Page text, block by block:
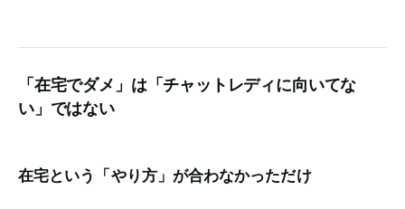
「在宅でダメ」は「チャットレディに向いてな
い」ではない
在宅という「やり方」が合わなかっただけ